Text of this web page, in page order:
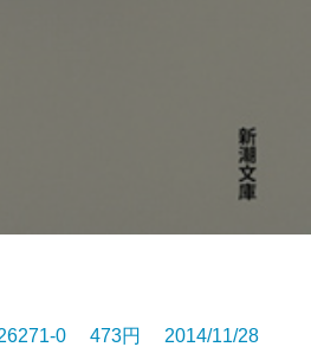
0 473円 2014/11/28